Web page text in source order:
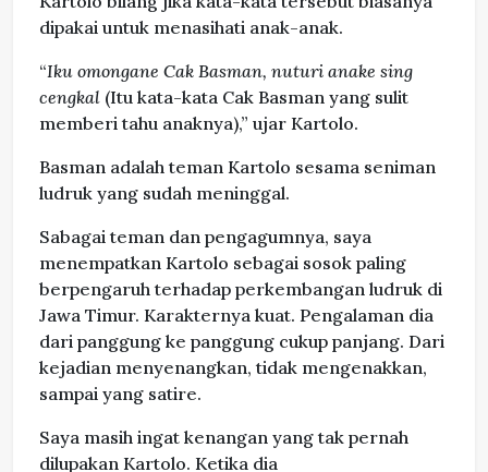
dipakai untuk menasihati anak-anak.
“Iku omongane Cak Basman, nuturi anake sing
cengkal (Itu kata-kata Cak Basman yang sulit
memberi tahu anaknya),” ujar Kartolo.
Basman adalah teman Kartolo sesama seniman
ludruk yang sudah meninggal.
Sabagai teman dan pengagumnya, saya
menempatkan Kartolo sebagai sosok paling
berpengaruh terhadap perkembangan ludruk di
Jawa Timur. Karakternya kuat. Pengalaman dia
dari panggung ke panggung cukup panjang. Dari
kejadian menyenangkan, tidak mengenakkan,
sampai yang satire.
Saya masih ingat kenangan yang tak pernah
dilupakan Kartolo. Ketika dia